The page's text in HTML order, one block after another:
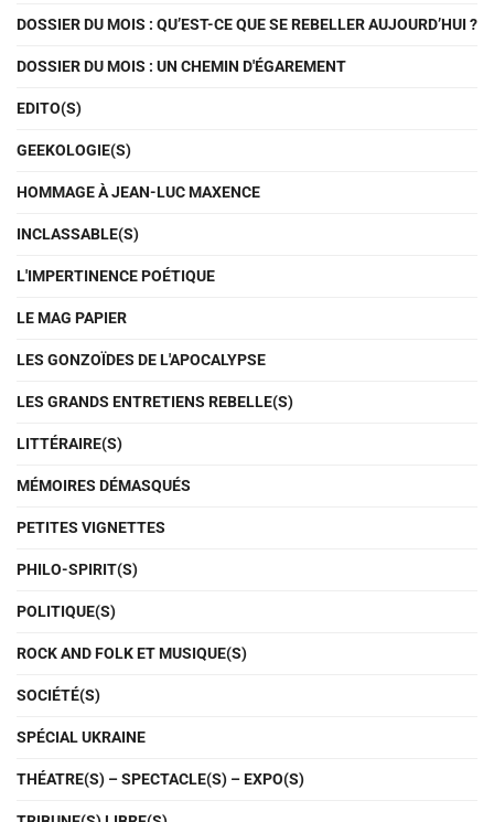
DOSSIER DU MOIS : QU’EST-CE QUE SE REBELLER AUJOURD’HUI ?
DOSSIER DU MOIS : UN CHEMIN D'ÉGAREMENT
EDITO(S)
GEEKOLOGIE(S)
HOMMAGE À JEAN-LUC MAXENCE
INCLASSABLE(S)
L'IMPERTINENCE POÉTIQUE
LE MAG PAPIER
LES GONZOÏDES DE L'APOCALYPSE
LES GRANDS ENTRETIENS REBELLE(S)
LITTÉRAIRE(S)
MÉMOIRES DÉMASQUÉS
PETITES VIGNETTES
PHILO-SPIRIT(S)
POLITIQUE(S)
ROCK AND FOLK ET MUSIQUE(S)
SOCIÉTÉ(S)
SPÉCIAL UKRAINE
THÉATRE(S) – SPECTACLE(S) – EXPO(S)